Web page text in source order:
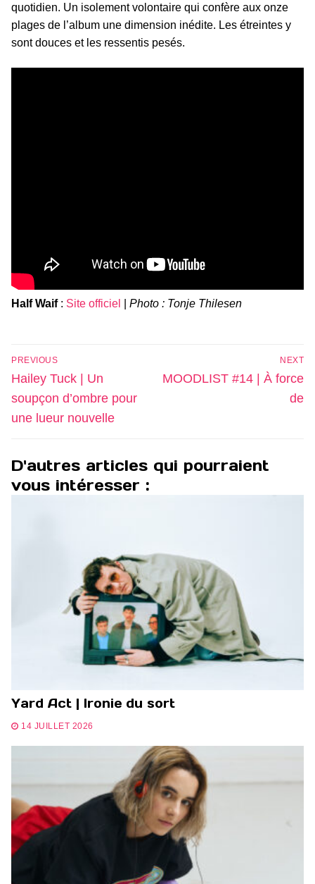
quotidien. Un isolement volontaire qui confère aux onze
plages de l’album une dimension inédite. Les étreintes y
sont douces et les ressentis pesés.
Half Waif: Site officiel Photo : Tonje Thilesen
Navigation
de
l’article
PREVIOUS
Previous
post:
Hailey Tuck | Un
soupçon d’ombre pour
une lueur nouvelle
NEXT
Next
MOODLIST #14 | À force
de
D'autres articles qui pourraient
vous intéresser :
Yard Act | Ironie du sort
14 JUILLET 2026